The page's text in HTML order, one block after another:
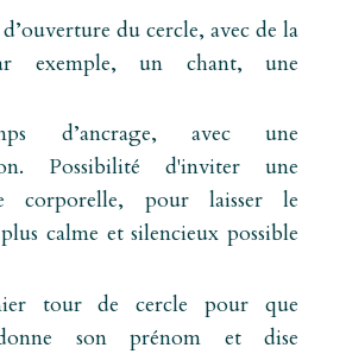
du cercle, avec de la
exemple, un chant, une
d’ancrage, avec une
Possibilité d'inviter une
corporelle, pour laisser le
calme et silencieux possible
tour de cercle pour que
son prénom et dise